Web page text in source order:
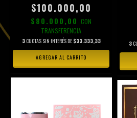
$100.000,00
$80.000,00 CON
TRANSFERENCIA
3CUOTAS SIN INTERÉS DE $33.333,33 3